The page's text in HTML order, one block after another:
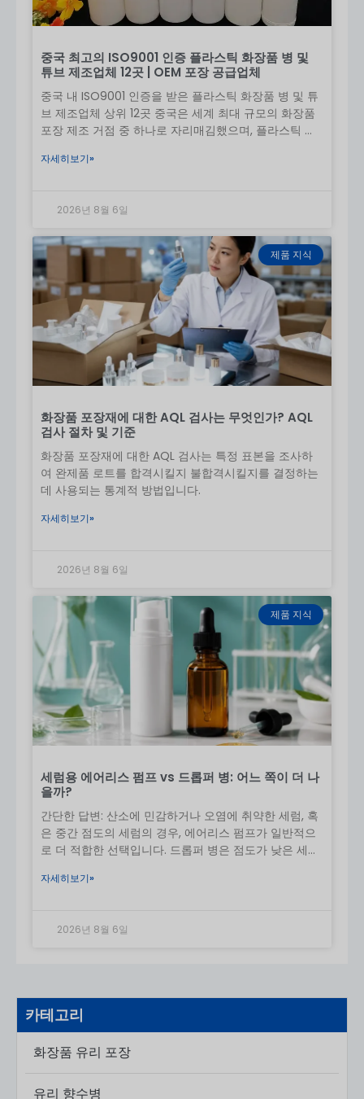
카테고리
화장품 유리 포장
유리 향수병
9. 제품 품질 및 가격
가격 수준: 낮음~중간(사용자 지정에 따라 다름)
스프레이 펌프는 일반 캡에 비해 비용이 약간 증가
합니다.
10. OEM/커스터마이징 프로세스
요구 사항 확인(크기, 재질, 스프레이 유형)
승인
품질 검사
11. 생산 및 리드 타임
샘플 시간: 3-7일
대량 생산: 20-35일
맞춤형 금형: +10-15일
12. 물류
해상 화물20~40일(비용 효율적)
항공 화물: 5-10일(긴급 주문)
사용보호 포장펌프 손상을 방지하기 위해
13. 판매 후 서비스
기술 지원(펌프 문제, 호환성)
14. 샘플 및 공장 감사
무료 샘플: 보통 사용 가능(배송비 부담)
공장 감사
: 지원됨(현장 또는 비디오 감사)
15. 초보자를 위한 팁
항상 테스트
스프레이 성능 + 포뮬러 호환성
스프레이 병에 매우 두꺼운 포뮬러는 피하세요.
확인누수 방지 및 밀봉 품질
올바른 스프레이 유형 선택(미세 안개와 연속 안
개)
16. 제품 FAQ
Q1: 자외선 차단제 스프레이 병에 가장 적합한 소재는 무
엇인가요?
PET는 비용, 무게, 호환성 면에서 균형이 맞기 때문에 가
장 많이 사용됩니다.
예. 화장품 등급의 재료로 만들어지고 적절한 테스트를
수 있습니다.
Q4: 스프레이 병이 자외선 차단제 성능에 영향을 주나
요?
중국 최고의 ISO9001 인증 플라스틱 화장품 병 및
튜브 제조업체 12곳 | OEM 포장 공급업체
중국 내 ISO9001 인증을 받은 플라스틱 화장품 병 및 튜
브 제조업체 상위 12곳 중국은 세계 최대 규모의 화장품
포장 제조 거점 중 하나로 자리매김했으며, 플라스틱 제
자세히보기»
2026년 8월 6일
제품 지식
화장품 포장재에 대한 AQL 검사는 무엇인가? AQL
검사 절차 및 기준
화장품 포장재에 대한 AQL 검사는 특정 표본을 조사하
여 완제품 로트를 합격시킬지 불합격시킬지를 결정하는
데 사용되는 통계적 방법입니다.
자세히보기»
2026년 8월 6일
제품 지식
세럼용 에어리스 펌프 vs 드롭퍼 병: 어느 쪽이 더 나
을까?
간단한 답변: 산소에 민감하거나 오염에 취약한 세럼, 혹
은 중간 점도의 세럼의 경우, 에어리스 펌프가 일반적으
로 더 적합한 선택입니다. 드롭퍼 병은 점도가 낮은 세럼
자세히보기»
2026년 8월 6일